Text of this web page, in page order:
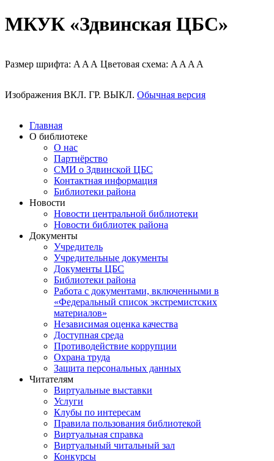
МКУК «Здвинская ЦБС»
Размер шрифта: A A A Цветовая схема: A A A A
Изображения ВКЛ. ГР. ВЫКЛ. Обычная версия
Главная
О библиотеке
О нас
Партнёрство
СМИ о Здвинской ЦБС
Контактная информация
Библиотеки района
Новости
Новости центральной библиотеки
Новости библиотек района
Документы
Учредитель
Учредительные документы
Документы ЦБС
Библиотеки района
Работа с документами, включенными в
«Федеральный список экстремистских
материалов»
Независимая оценка качества
Доступная среда
Противодействие коррупции
Охрана труда
Защита персональных данных
Читателям
Виртуальные выставки
Услуги
Клубы по интересам
Правила пользования библиотекой
Виртуальная справка
Виртуальный читальный зал
Конкурсы